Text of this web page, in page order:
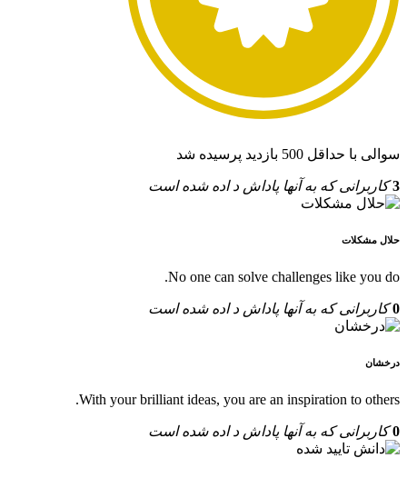
سوالی با حداقل 500 بازدید پرسیده شد
3 کاربرانی که به آنها پاداش د اده شده است
حلال مشکلات
No one can solve challenges like you do.
0 کاربرانی که به آنها پاداش د اده شده است
درخشان
With your brilliant ideas, you are an inspiration to others.
0 کاربرانی که به آنها پاداش د اده شده است